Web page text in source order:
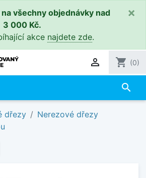
všechny objednávky nad
3 000 Kč.
akce najdete zde.
×
 shopping_cart (0)
search
dřezy
Nerezové dřezy